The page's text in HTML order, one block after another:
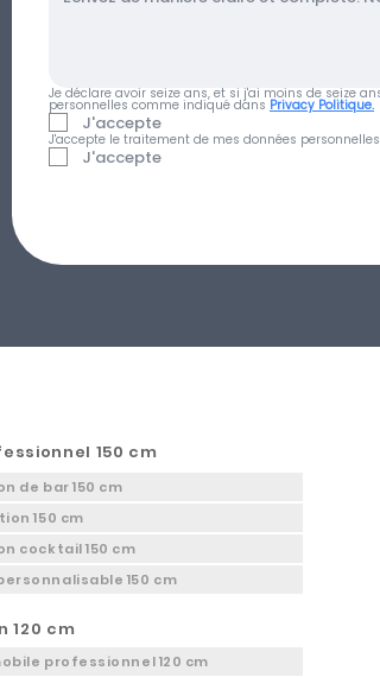
Je déclare avoir seize ans, et si j'ai moins de seize
personnelles comme indiqué dans Privacy Politique.
J'accepte
J'accepte le traitement de mes données
J'accepte
150 cm
de bar 150 cm
150 cm
cocktail 150 cm
150 cm
120 cm
professionnel 120 cm